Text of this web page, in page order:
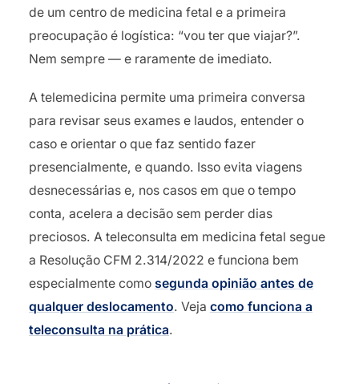
de um centro de medicina fetal e a primeira
preocupação é logística: “vou ter que viajar?”.
Nem sempre — e raramente de imediato.
A telemedicina permite uma primeira conversa
para revisar seus exames e laudos, entender o
caso e orientar o que faz sentido fazer
presencialmente, e quando. Isso evita viagens
desnecessárias e, nos casos em que o tempo
conta, acelera a decisão sem perder dias
preciosos. A teleconsulta em medicina fetal segue
a Resolução CFM 2.314/2022 e funciona bem
especialmente como segunda opinião antes de
qualquer deslocamento. Veja como funciona a
teleconsulta na prática.